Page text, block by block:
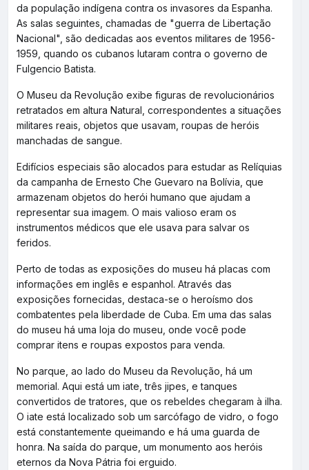
da população indígena contra os invasores da Espanha.
As salas seguintes, chamadas de "guerra de Libertação
Nacional", são dedicadas aos eventos militares de 1956-
1959, quando os cubanos lutaram contra o governo de
Fulgencio Batista.
O Museu da Revolução exibe figuras de revolucionários
retratados em altura Natural, correspondentes a situações
militares reais, objetos que usavam, roupas de heróis
manchadas de sangue.
Edifícios especiais são alocados para estudar as Relíquias
da campanha de Ernesto Che Guevaro na Bolívia, que
armazenam objetos do herói humano que ajudam a
representar sua imagem. O mais valioso eram os
instrumentos médicos que ele usava para salvar os
feridos.
Perto de todas as exposições do museu há placas com
informações em inglês e espanhol. Através das
exposições fornecidas, destaca-se o heroísmo dos
combatentes pela liberdade de Cuba. Em uma das salas
do museu há uma loja do museu, onde você pode
comprar itens e roupas expostos para venda.
No parque, ao lado do Museu da Revolução, há um
memorial. Aqui está um iate, três jipes, e tanques
convertidos de tratores, que os rebeldes chegaram à ilha.
O iate está localizado sob um sarcófago de vidro, o fogo
está constantemente queimando e há uma guarda de
honra. Na saída do parque, um monumento aos heróis
eternos da Nova Pátria foi erguido.